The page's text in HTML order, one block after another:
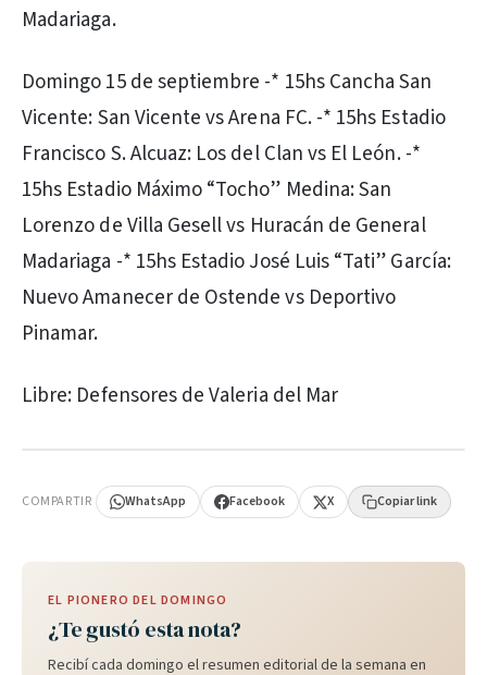
Madariaga.
Domingo 15 de septiembre -* 15hs Cancha San
Vicente: San Vicente vs Arena FC. -* 15hs Estadio
Francisco S. Alcuaz: Los del Clan vs El León. -*
15hs Estadio Máximo “Tocho” Medina: San
Lorenzo de Villa Gesell vs Huracán de General
Madariaga -* 15hs Estadio José Luis “Tati” García:
Nuevo Amanecer de Ostende vs Deportivo
Pinamar.
Libre: Defensores de Valeria del Mar
COMPARTIR WhatsApp Facebook X Copiar link
EL PIONERO DEL DOMINGO
¿Te gustó esta nota?
Recibí cada domingo el resumen editorial de la semana en